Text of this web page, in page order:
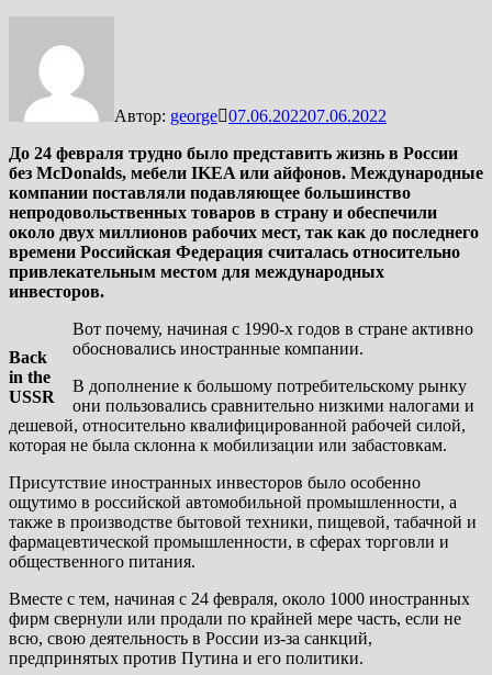
Автор: george 07.06.202207.06.2022
До 24 февраля трудно было представить жизнь в России
без McDonalds, мебели IKEA или айфонов. Международные
компании поставляли подавляющее большинство
непродовольственных товаров в страну и обеспечили
около двух миллионов рабочих мест, так как до последнего
времени Российская Федерация считалась относительно
привлекательным местом для международных
инвесторов.
Back
in the
USSR
Вот почему, начиная с 1990-х годов в стране активно
обосновались иностранные компании.
В дополнение к большому потребительскому рынку
они пользовались сравнительно низкими налогами и
дешевой, относительно квалифицированной рабочей силой,
которая не была склонна к мобилизации или забастовкам.
Присутствие иностранных инвесторов было особенно
ощутимо в российской автомобильной промышленности, а
также в производстве бытовой техники, пищевой, табачной и
фармацевтической промышленности, в сферах торговли и
общественного питания.
Вместе с тем, начиная с 24 февраля, около 1000 иностранных
фирм свернули или продали по крайней мере часть, если не
всю, свою деятельность в России из-за санкций,
предпринятых против Путина и его политики.